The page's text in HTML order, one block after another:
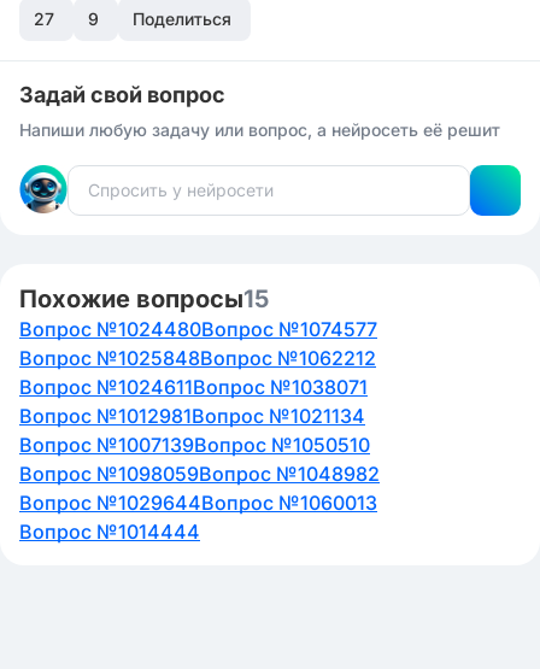
произведенной продукции.
27 9 Поделиться
Задай свой вопрос
Напиши любую задачу или вопрос, а нейросеть её решит
Похожие вопросы15
Вопрос №1024480Вопрос №1074577
Вопрос №1025848Вопрос №1062212
Вопрос №1024611Вопрос №1038071
Вопрос №1012981Вопрос №1021134
Вопрос №1007139Вопрос №1050510
Вопрос №1098059Вопрос №1048982
Вопрос №1029644Вопрос №1060013
Вопрос №1014444